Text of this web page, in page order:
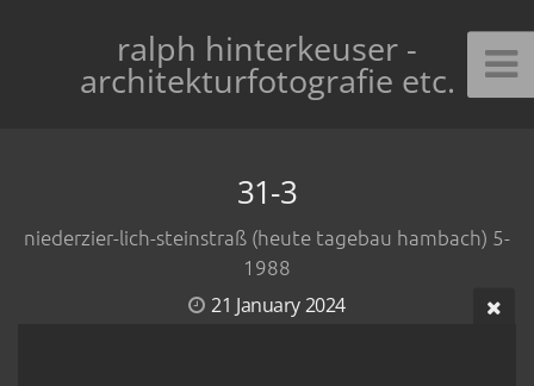
ralph hinterkeuser -
architekturfotografie etc.
31-3
niederzier-lich-steinstraß (heute tagebau hambach) 5-
1988
21 January 2024